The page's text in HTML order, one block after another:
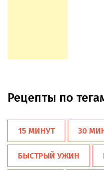
Рецепты по
15 МИНУТ 30
БЫСТРЫЙ УЖИН